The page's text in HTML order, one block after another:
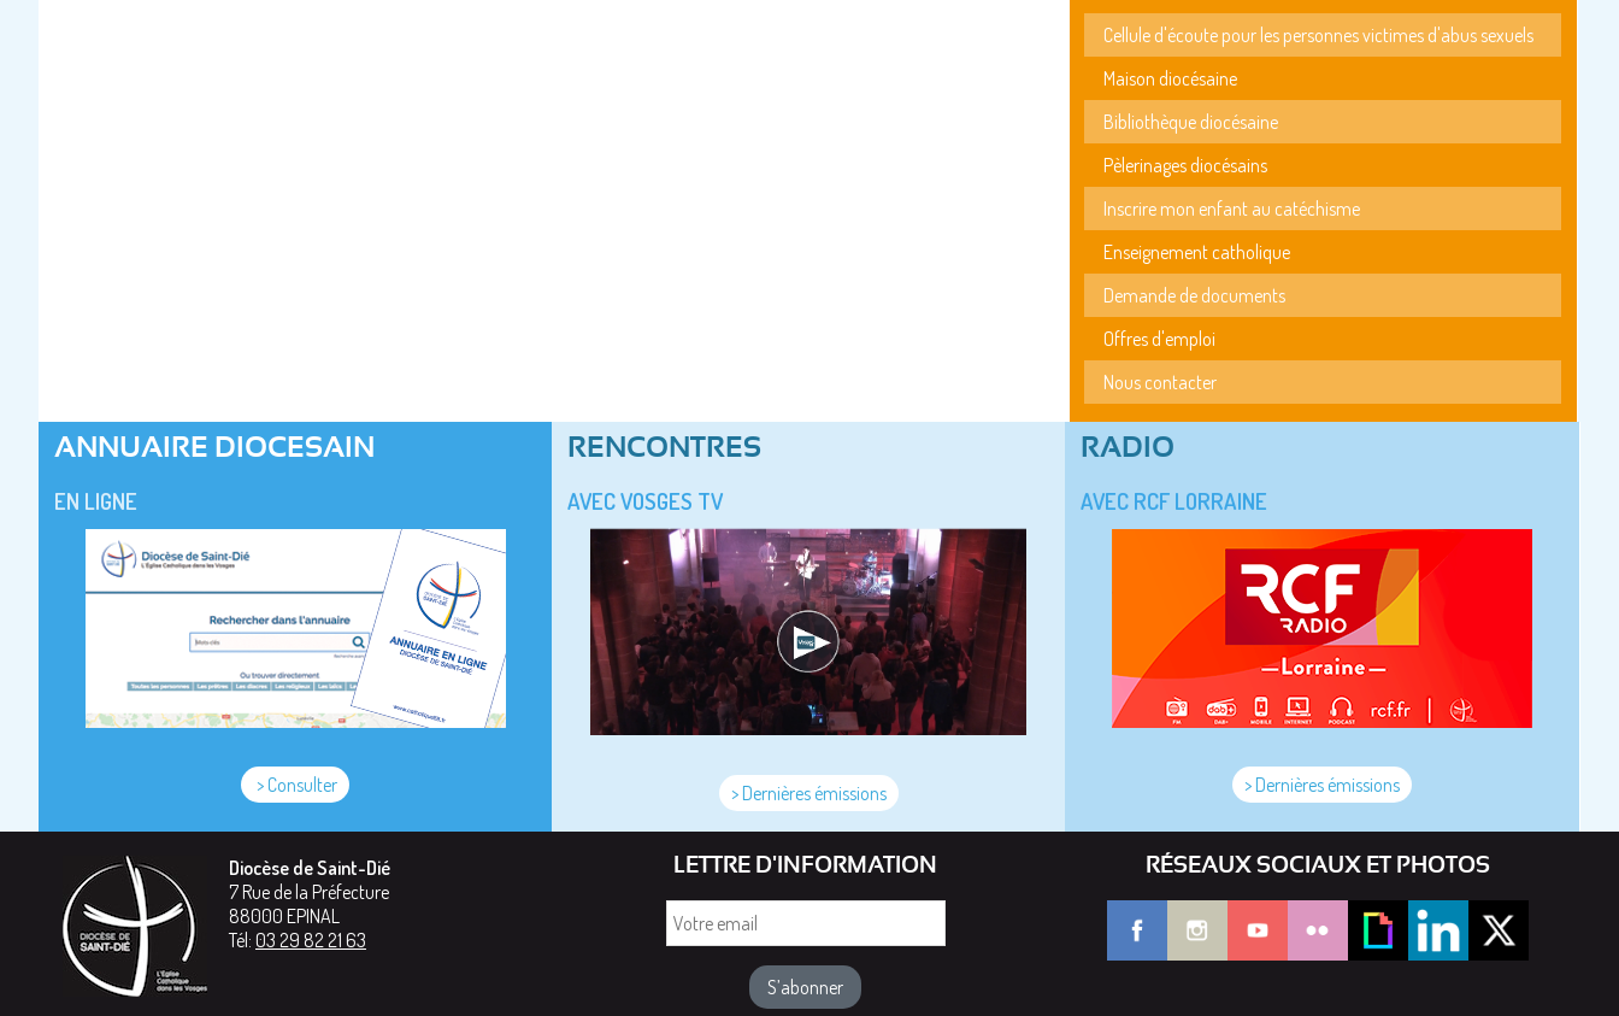
Cellule d'écoute pour les personnes victimes d'abus sexuels
Maison diocésaine
Bibliothèque diocésaine
Pèlerinages diocésains
Inscrire mon enfant au catéchisme
Enseignement catholique
Demande de documents
Offres d'emploi
Nous contacter
ANNUAIRE DIOCESAIN
EN LIGNE
> Consulter
RENCONTRES
AVEC VOSGES TV
> Dernières émissions
RADIO
AVEC RCF LORRAINE
> Dernières émissions
Diocèse de Saint-Dié
7 Rue de la Préfecture
88000 EPINAL
Tél: 03 29 82 21 63
LETTRE D'INFORMATION RÉSEAUX SOCIAUX ET PHOTOS